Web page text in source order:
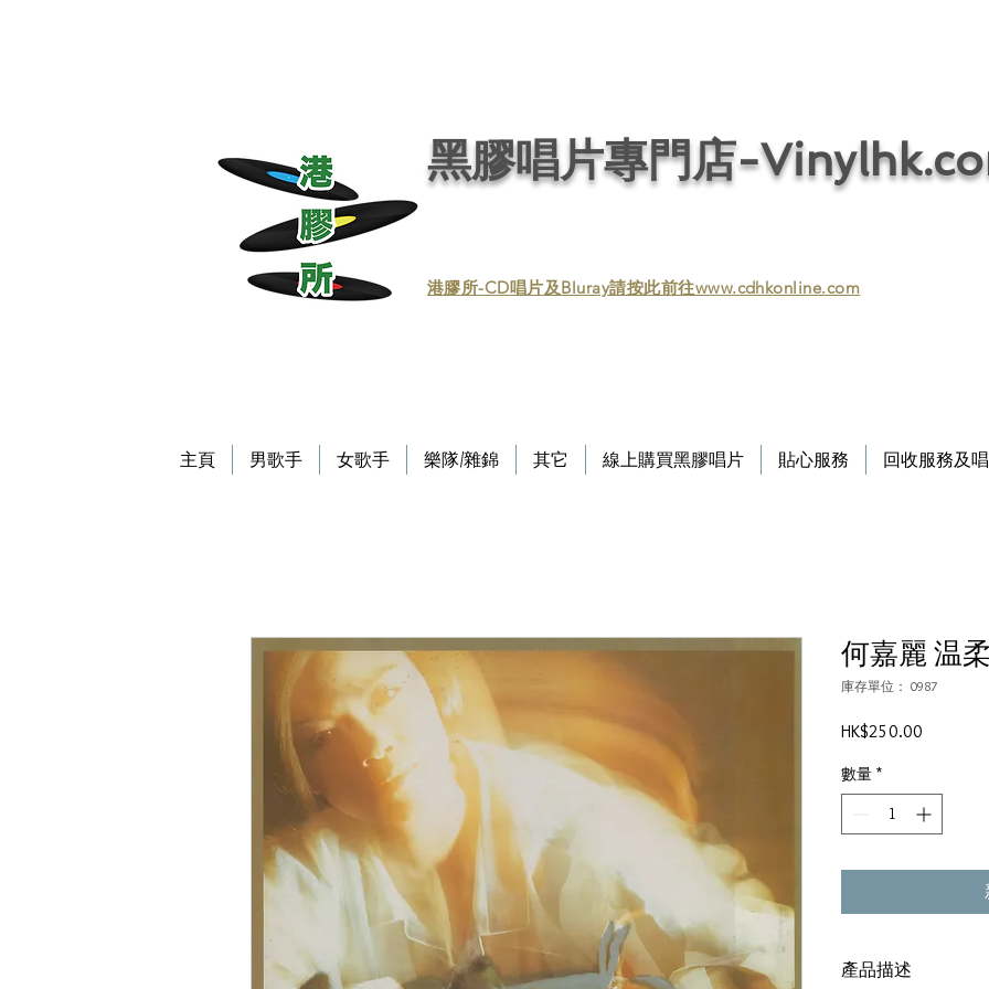
黑膠唱片專門店-
​港膠所-CD唱片及Bluray請按此前往www.cdhkonline.com
主頁 男歌手 女歌手 樂隊/雜錦 其它 線上購買黑膠唱片 貼心服務 回收服務及
何嘉麗 温柔
庫存單位： 0987
HK$250.00
數量 *
產品描述